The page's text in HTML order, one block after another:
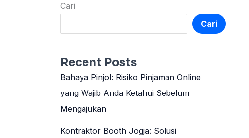
Cari
Cari
Recent Posts
Bahaya Pinjol: Risiko Pinjaman Online
yang Wajib Anda Ketahui Sebelum
Mengajukan
Kontraktor Booth Jogja: Solusi